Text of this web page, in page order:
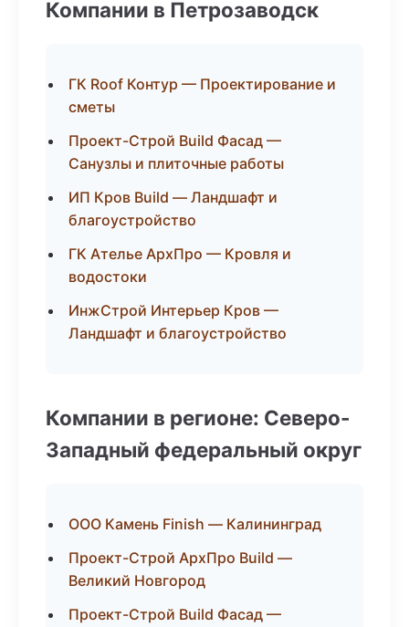
Компании в Петрозаводск
ГК Roof Контур — Проектирование и
сметы
Проект-Строй Build Фасад —
Санузлы и плиточные работы
ИП Кров Build — Ландшафт и
благоустройство
ГК Ателье АрхПро — Кровля и
водостоки
ИнжСтрой Интерьер Кров —
Ландшафт и благоустройство
Компании в регионе: Северо-
Западный федеральный округ
ООО Камень Finish — Калининград
Проект-Строй АрхПро Build —
Великий Новгород
Проект-Строй Build Фасад —